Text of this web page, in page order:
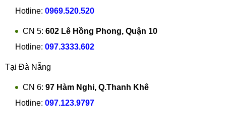
Hotline: 0969.520.520
CN 5: 602 Lê Hồng Phong, Quận 10
Hotline: 097.3333.602
Tại Đà Nẵng
CN 6: 97 Hàm Nghi, Q.Thanh Khê
Hotline: 097.123.9797